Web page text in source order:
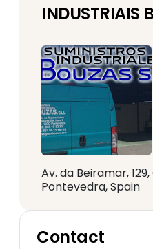
INDUSTRIAIS
Av. da Beiramar,
Pontevedra, Spain
Contact